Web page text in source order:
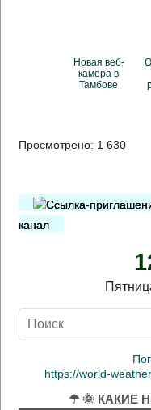
Новая веб-
камера в
Тамбове
Просмотрено: 1 630
канал
https://world-
☂ 🌞 КАКИЕ